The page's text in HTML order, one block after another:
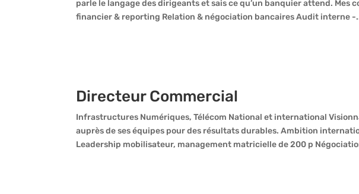
parle le langage des dirigeants et sais ce qu’un banquier attend. Mes
financier & reporting Relation & négociation bancaires Audit interne -
Directeur Commercial
Infrastructures Numériques, Télécom National et international
auprès de ses équipes pour des résultats durables. Ambition
Leadership mobilisateur, management matricielle de 200 p